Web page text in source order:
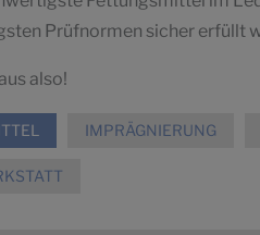
Prüfnormen sicher erfüllt
also!
IMPRÄGNIERUNG